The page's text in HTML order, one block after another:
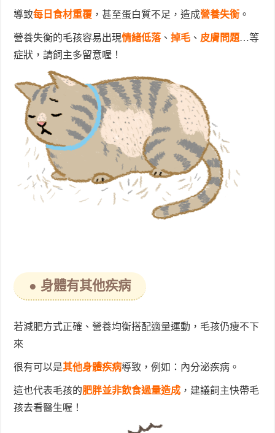
導致每日食材重覆 ，甚至蛋白質不足，造成營養失衡 。
營養失衡的毛孩容易出現情緒低落、掉毛 、皮膚問題…等
症狀，請飼主多留意喔！
● 身體有其他疾病
若減肥方式正確、營養均衡搭配適量運動，毛孩仍瘦不下
來
很有可以是其他身體疾病導致，例如：內分泌疾病。
這也代表毛孩的肥胖並非飲食過量造成 ，建議飼主快帶毛
孩去看醫生喔！